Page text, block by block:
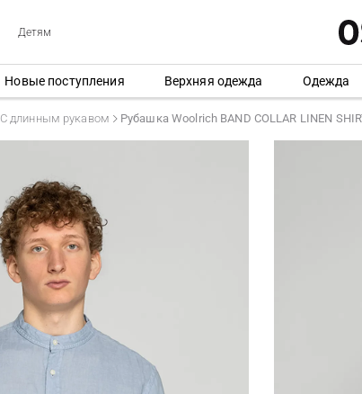
Детям
Новые поступления Верхняя одежда Одежда
С длинным рукавом Рубашка Woolrich BAND COLLAR LINEN